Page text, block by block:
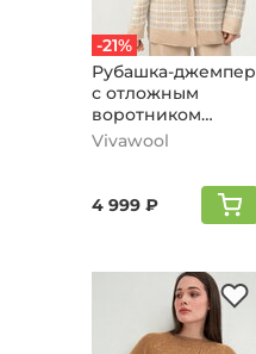
-21%
Рубашка-джемпер
с отложным
воротником
клетка, песочный
Vivawool
4 999 ₽